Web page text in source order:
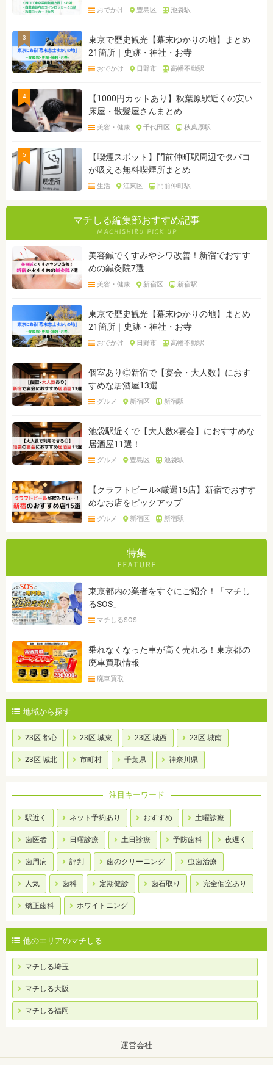
おでかけ 豊島区 池袋駅
3
東京で歴史観光【幕末ゆかりの地】まとめ
21箇所｜史跡・神社・お寺
おでかけ 日野市 高幡不動駅
4
【1000円カットあり】秋葉原駅近くの安い
床屋・散髪屋さんまとめ
美容・健康 千代田区 秋葉原駅
5
【喫煙スポット】門前仲町駅周辺でタバコ
が吸える無料喫煙所まとめ
生活 江東区 門前仲町駅
マチしる編集部おすすめ記事
美容鍼でくすみやシワ改善！新宿でおすす
めの鍼灸院7選
美容・健康 新宿区 新宿駅
東京で歴史観光【幕末ゆかりの地】まとめ
21箇所｜史跡・神社・お寺
おでかけ 日野市 高幡不動駅
個室あり◎新宿で【宴会・大人数】におす
すめな居酒屋13選
グルメ 新宿区 新宿駅
池袋駅近くで【大人数×宴会】におすすめな
居酒屋11選！
グルメ 豊島区 池袋駅
【クラフトビール×厳選15店】新宿でおすす
めなお店をピックアップ
グルメ 新宿区 新宿駅
特集
東京都内の業者をすぐにご紹介！「マチし
るSOS」
マチしるSOS
乗れなくなった車が高く売れる！東京都の
廃車買取情報
廃車買取
地域から探す
23区-都心 23区-城東 23区-城西 23区-城南
23区-城北 市町村 千葉県 神奈川県
注目キーワード
駅近く ネット予約あり おすすめ 土曜診療
歯医者 日曜診療 土日診療 予防歯科 夜遅く
歯周病 評判 歯のクリーニング 虫歯治療
人気 歯科 定期健診 歯石取り 完全個室あり
矯正歯科 ホワイトニング
他のエリアのマチしる
マチしる埼玉
マチしる大阪
マチしる福岡
運営会社